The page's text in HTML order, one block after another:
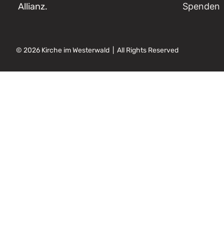
Allianz.
Spenden
© 2026 Kirche im Westerwald | All Rights Reserved